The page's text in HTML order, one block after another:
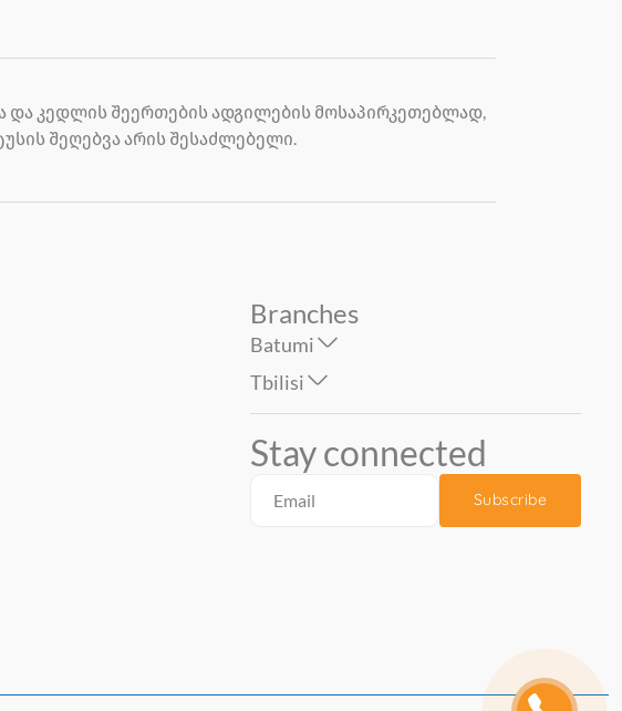
და კედლის შეერთების ადგილების მოსაპირკეთებლად,
შეღებვა არის შესაძლებელი.
Branches
Batumi
Tbilisi
Stay connected
Subscribe